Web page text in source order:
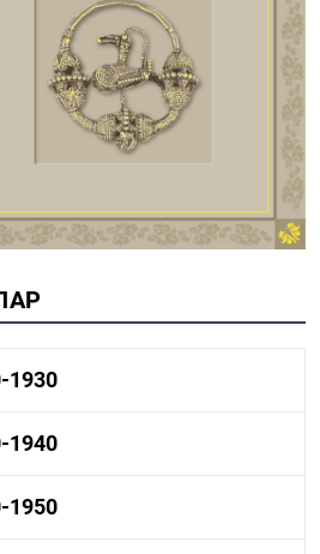
1930
1920-1930 тарих
1920-1930 мәдәният
1940
1930-1940 тарих
1930-1940 мәдәният
1950